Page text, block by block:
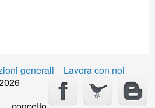
generali
Lavora con noi